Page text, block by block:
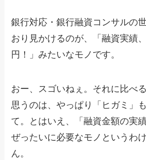
銀行対応・銀行融資コンサルの
おり見かけるのが、「融資実績
円！」みたいなモノです。
おー、スゴいねぇ。それに比べ
思うのは、やっぱり「ヒガミ」
て。とはいえ、「融資金額の実
ぜったいに必要なモノというわ
ん。